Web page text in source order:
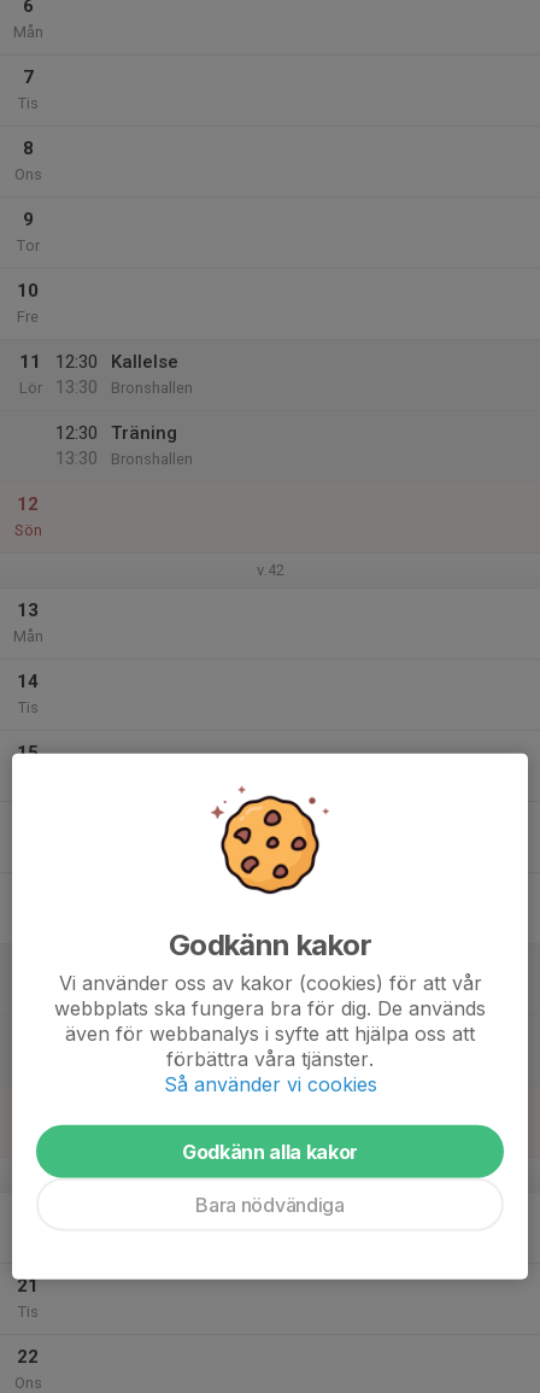
6
Mån
7
Tis
8
Ons
9
Tor
10
Fre
11
Lör
12:30
13:30
Kallelse
Bronshallen
12:30
13:30
Träning
Bronshallen
12
Sön
v.42
13
Mån
14
Tis
15
13:30
Bronshallen
12:30
Kallelse
Bronshallen
Sön
v.43
21
Tis
22
Ons
Godkänn kakor
Vi använder oss av kakor (cookies) för att vår
webbplats ska fungera bra för dig. De används
även för webbanalys i syfte att hjälpa oss att
förbättra våra tjänster.
Så använder vi cookies
Godkänn alla kakor
Bara nödvändiga